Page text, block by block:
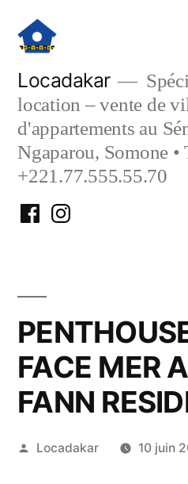
contenu
Locadakar
location – vente de
d'appartements au
Ngaparou, Somone •
+221.77.555.55.70
FacebookInstagram
FACE MER
FANN
Publié
Locadakar 10 juin